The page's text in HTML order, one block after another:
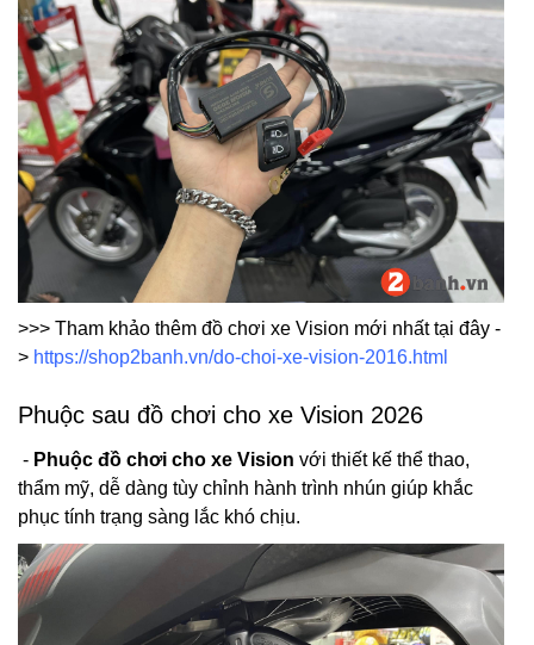
>>> Tham khảo thêm đồ chơi xe Vision mới nhất tại đây -
> https://shop2banh.vn/do-choi-xe-vision-2016.html
Phuộc sau đồ chơi cho xe Vision 2026
- Phuộc đồ chơi cho xe Vision với thiết kế thể thao,
thẩm mỹ, dễ dàng tùy chỉnh hành trình nhún giúp khắc
phục tính trạng sàng lắc khó chịu.